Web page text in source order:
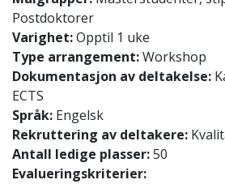
Postdoktorer
Varighet:Opptil 1 uke
Type arrangement:Workshop
Dokumentasjon av deltakelse:
ECTS
Språk: Engelsk
Rekruttering av deltakere:
Antall ledige plasser:50
Evalueringskriterier: